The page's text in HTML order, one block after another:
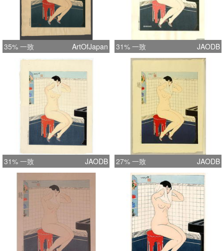
35% 一致 ArtOfJapan 31% 一致 JAODB
31% 一致 JAODB 27% 一致 JAODB